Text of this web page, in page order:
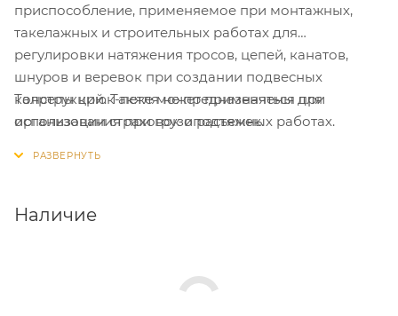
приспособление, применяемое при монтажных,
такелажных и строительных работах для
регулировки натяжения тросов, цепей, канатов,
шнуров и веревок при создании подвесных
конструкций. Также может применяться при
организации страховок и растяжек.
Талрепы крюк-петля не предназначены для
использования при грузоподъемных работах.
Наличие